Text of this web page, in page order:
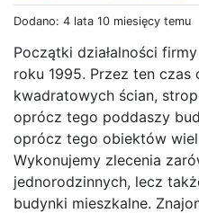
Dodano: 4 lata 10 miesięcy temu
Początki działalności
roku 1995. Przez ten
kwadratowych ścian,
oprócz tego poddaszy
oprócz tego obiektów
Wykonujemy zlecenia
jednorodzinnych, lecz
budynki mieszkalne.